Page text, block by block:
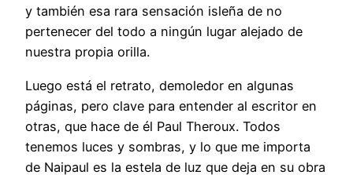
y también esa rara sensación isleña de no
pertenecer del todo a ningún lugar alejado de
nuestra propia orilla.
Luego está el retrato, demoledor en algunas
páginas, pero clave para entender al escritor en
otras, que hace de él Paul Theroux. Todos
tenemos luces y sombras, y lo que me importa
de Naipaul es la estela de luz que deja en su obra